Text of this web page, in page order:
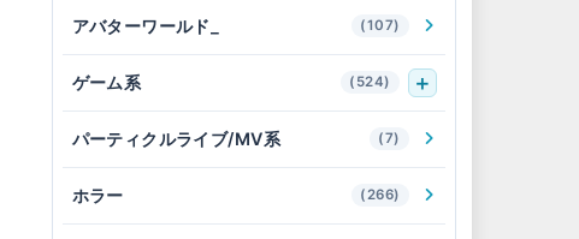
アバターワールド_ (107)
ゲーム系 (524)
パーティクルライブ/MV系 (7)
ホラー (266)